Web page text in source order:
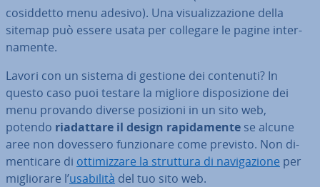
co­sid­det­to menu adesivo). Una vi­sua­liz­za­zio­ne della
sitemap può essere usata per collegare le pagine in­ter­
na­men­te.
Lavori con un sistema di gestione dei contenuti? In
questo caso puoi testare la migliore di­spo­si­zio­ne dei
menu provando diverse posizioni in un sito web,
potendo ria­dat­ta­re il design ra­pi­da­men­te se alcune
aree non dovessero fun­zio­na­re come previsto. Non di­
men­ti­ca­re di ot­ti­miz­za­re la struttura di na­vi­ga­zio­ne per
mi­glio­ra­re l’usabilità del tuo sito web.